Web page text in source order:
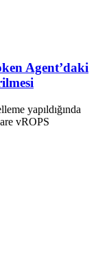
Agent’daki
yapıldığında
vROPS